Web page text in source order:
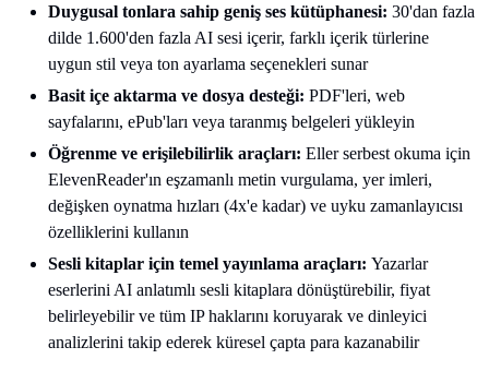
Duygusal tonlara sahip geniş ses kütüphanesi: 30'dan fazla
dilde 1.600'den fazla AI sesi içerir, farklı içerik türlerine
uygun stil veya ton ayarlama seçenekleri sunar
Basit içe aktarma ve dosya desteği: PDF'leri, web
sayfalarını, ePub'ları veya taranmış belgeleri yükleyin
Öğrenme ve erişilebilirlik araçları: Eller serbest okuma için
ElevenReader'ın eşzamanlı metin vurgulama, yer imleri,
değişken oynatma hızları (4x'e kadar) ve uyku zamanlayıcısı
özelliklerini kullanın
Sesli kitaplar için temel yayınlama araçları: Yazarlar
eserlerini AI anlatımlı sesli kitaplara dönüştürebilir, fiyat
belirleyebilir ve tüm IP haklarını koruyarak ve dinleyici
analizlerini takip ederek küresel çapta para kazanabilir